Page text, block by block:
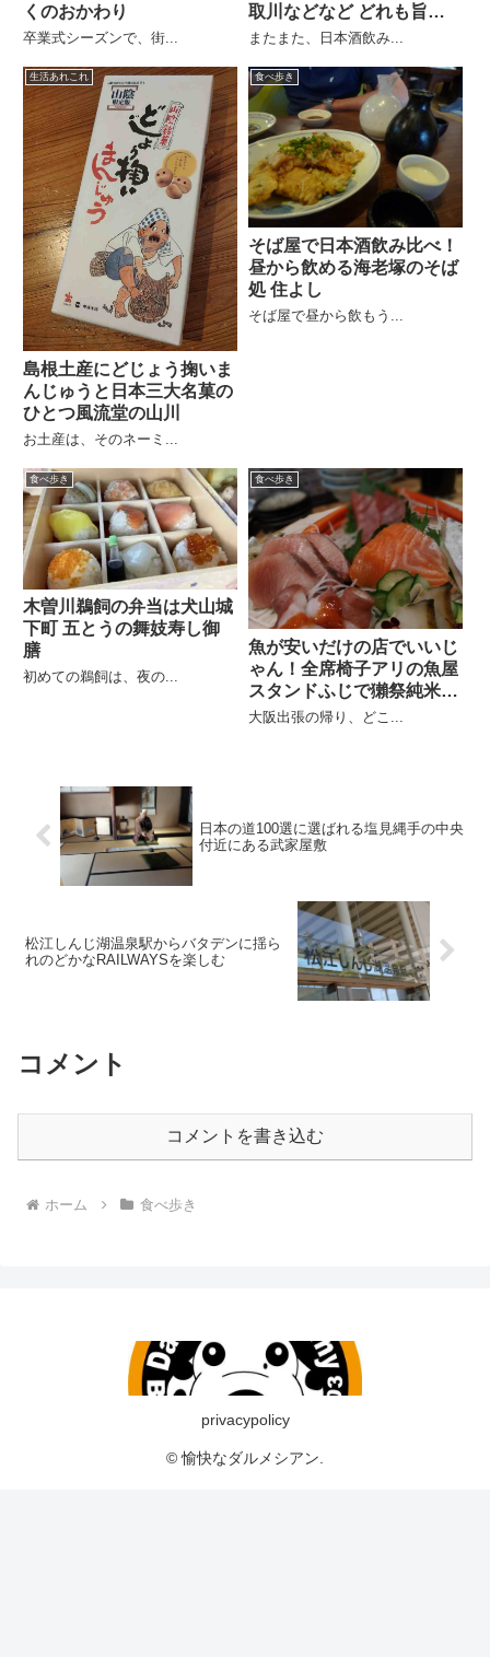
くのおかわり
卒業式シーズンで、街...
取川などなど どれも旨
い！
またまた、日本酒飲み...
生活あれこれ
島根土産にどじょう掬いま
んじゅうと日本三大名菓の
ひとつ風流堂の山川
お土産は、そのネーミ...
食べ歩き
そば屋で日本酒飲み比べ！
昼から飲める海老塚のそば
処 住よし
そば屋で昼から飲もう...
食べ歩き
木曽川鵜飼の弁当は犬山城
下町 五とうの舞妓寿し御
膳
初めての鵜飼は、夜の...
食べ歩き
魚が安いだけの店でいいじ
ゃん！全席椅子アリの魚屋
スタンドふじで獺祭純米大
吟醸
大阪出張の帰り、どこ...
日本の道100選に選ばれる塩見縄手の中央
付近にある武家屋敷
松江しんじ湖温泉駅からバタデンに揺ら
れのどかなRAILWAYSを楽しむ
コメント
コメントを書き込む
ホーム 食べ歩き
privacypolicy
© 愉快なダルメシアン.